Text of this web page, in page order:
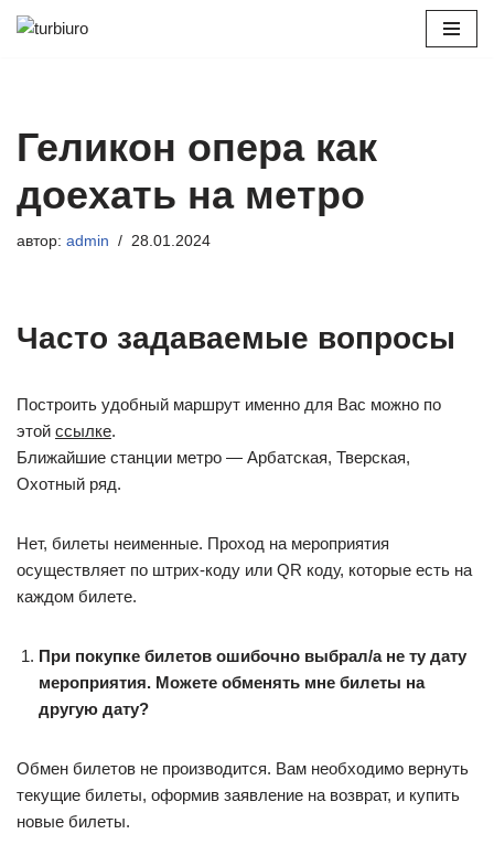
Геликон опера как
доехать на метро
автор: admin 28.01.2024
Часто задаваемые вопросы
Построить удобный маршрут именно для Вас можно по
этой ссылке.
Ближайшие станции метро — Арбатская, Тверская,
Охотный ряд.
Нет, билеты неименные. Проход на мероприятия
осуществляет по штрих-коду или QR коду, которые есть на
каждом билете.
При покупке билетов ошибочно выбрал/а не ту дату
мероприятия. Можете обменять мне билеты на
другую дату?
Обмен билетов не производится. Вам необходимо вернуть
текущие билеты, оформив заявление на возврат, и купить
новые билеты.